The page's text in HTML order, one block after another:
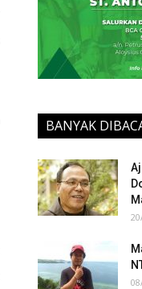
BANYAK